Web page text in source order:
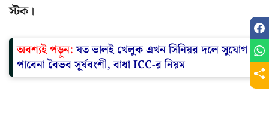
স্টক।
অবশ্যই পড়ুন:যত ভালই খেলুক এখন সিনিয়র দলে সুযোগ
পাবেনা বৈভব সূর্যবংশী, বাধা ICC-র নিয়ম